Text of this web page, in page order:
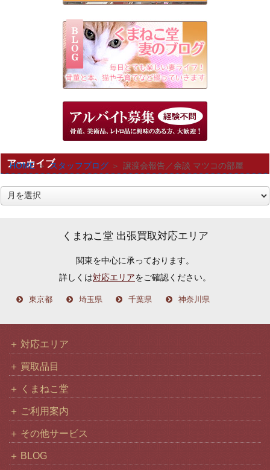
HOME スタッフブログ 譲渡会報告／余談 マツコの部屋
アーカイブ
くまねこ堂 出張買取対応エリア
関東を中心に承っております。
詳しくは対応エリアをご確認ください。
東京都 埼玉県 千葉県 神奈川県
対応エリア
買取品目
くまねこ堂
ご利用案内
その他サービス
BLOG